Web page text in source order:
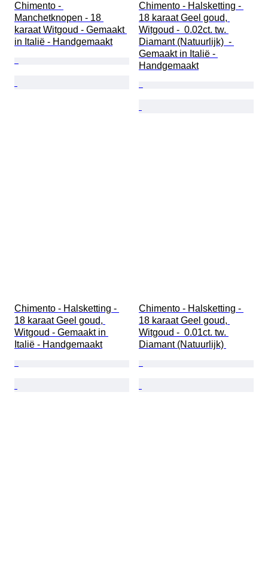
Chimento -
Manchetknopen - 18
karaat Witgoud - Gemaakt
in Italië - Handgemaakt
Chimento - Halsketting -
18 karaat Geel goud,
Witgoud -  0.02ct. tw.
Diamant (Natuurlijk)  -
Gemaakt in Italië -
Handgemaakt
Chimento - Halsketting -
18 karaat Geel goud,
Witgoud - Gemaakt in
Italië - Handgemaakt
Chimento - Halsketting -
18 karaat Geel goud,
Witgoud -  0.01ct. tw.
Diamant (Natuurlijk)